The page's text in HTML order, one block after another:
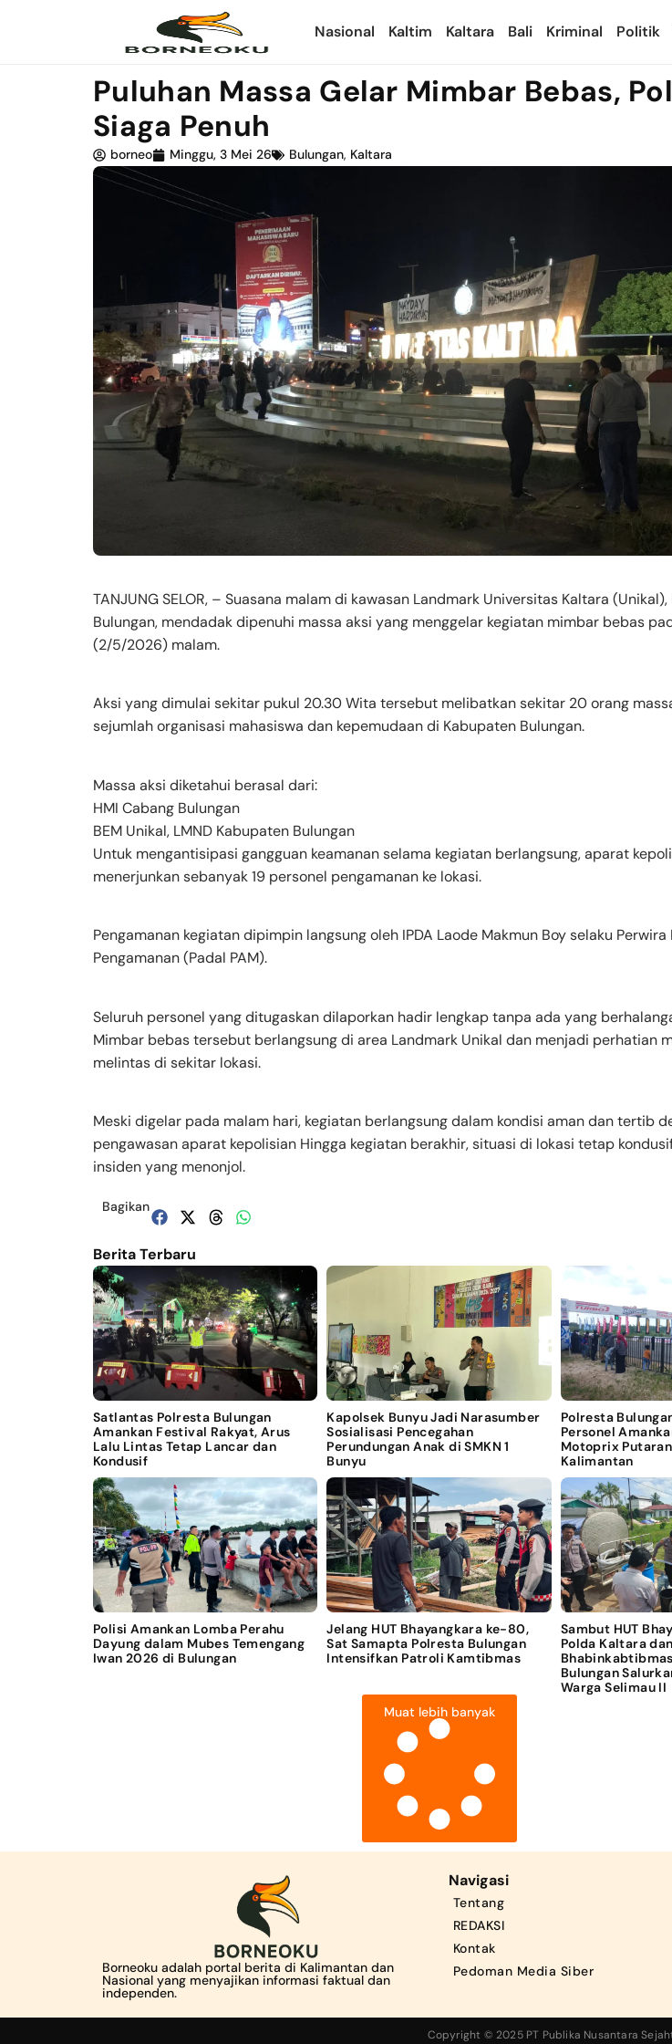
Nasional Kaltim Kaltara Bali Kriminal Politik
Puluhan Massa Gelar Mimbar Bebas,
Siaga Penuh
borneo Minggu, 3 Mei 26 Bulungan, Kaltara
TANJUNG SELOR, – Suasana malam di kawasan Landmark Universitas Kaltara
Bulungan, mendadak dipenuhi massa aksi yang menggelar kegiatan mimbar bebas
(2/5/2026) malam.
Aksi yang dimulai sekitar pukul 20.30 Wita tersebut melibatkan sekitar 20 orang
sejumlah organisasi mahasiswa dan kepemudaan di Kabupaten Bulungan.
Massa aksi diketahui berasal dari:
HMI Cabang Bulungan
BEM Unikal, LMND Kabupaten Bulungan
Untuk mengantisipasi gangguan keamanan selama kegiatan berlangsung, aparat
menerjunkan sebanyak 19 personel pengamanan ke lokasi.
Pengamanan kegiatan dipimpin langsung oleh IPDA Laode Makmun Boy selaku Perwira
Pengamanan (Padal PAM).
Seluruh personel yang ditugaskan dilaporkan hadir lengkap tanpa ada yang
Mimbar bebas tersebut berlangsung di area Landmark Unikal dan menjadi perhatian
melintas di sekitar lokasi.
Meski digelar pada malam hari, kegiatan berlangsung dalam kondisi aman dan tertib
pengawasan aparat kepolisian Hingga kegiatan berakhir, situasi di lokasi tetap
insiden yang menonjol.
Bagikan
Berita Terbaru
Satlantas Polresta Bulungan
Amankan Festival Rakyat, Arus
Lalu Lintas Tetap Lancar dan
Kondusif
Kapolsek Bunyu Jadi Narasumber
Sosialisasi Pencegahan
Perundungan Anak di SMKN 1
Bunyu
Polresta
Personel
Motoprix
Kalimantan
Polisi Amankan Lomba Perahu
Dayung dalam Mubes Temengang
Iwan 2026 di Bulungan
Jelang HUT Bhayangkara ke-80,
Sat Samapta Polresta Bulungan
Intensifkan Patroli Kamtibmas
Sambut HUT
Polda Kaltara dan
Bulungan
Warga Selimau II
Muat lebih banyak
Borneoku adalah portal berita di Kalimantan dan
Nasional yang menyajikan informasi faktual dan
independen.
Navigasi
Tentang
REDAKSI
Kontak
Pedoman Media Siber
Copyright © 2025 PT Publika Nusantara